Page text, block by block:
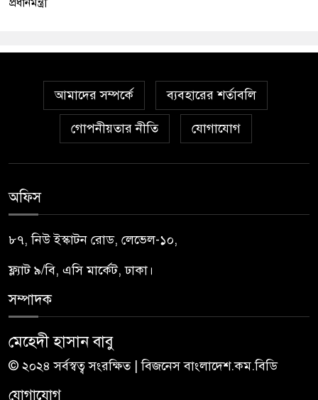
আমাদের সম্পর্কে ব্যবহারের শর্তাবলি
গোপনীয়তার নীতি যোগাযোগ
অফিস
৮৭, নিউ ইস্কাটন রোড, লেভেল-১০,
ফ্ল্যাট ৯/বি, এসি মার্কেট, ঢাকা।
সম্পাদক
মেহেদী হাসান বাবু
© ২০২৪ সর্বস্বত্ব সংরক্ষিত | বিজনেস বাংলাদেশ.কম.বিডি
যোগাযোগ